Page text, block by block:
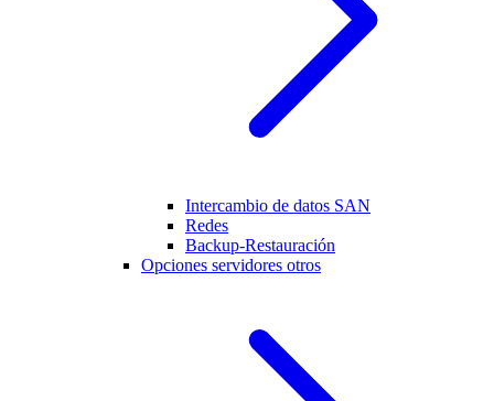
Intercambio de datos SAN
Redes
Backup-Restauración
Opciones servidores otros